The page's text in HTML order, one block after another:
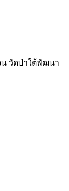
น วัดป่าใต้พัฒนา